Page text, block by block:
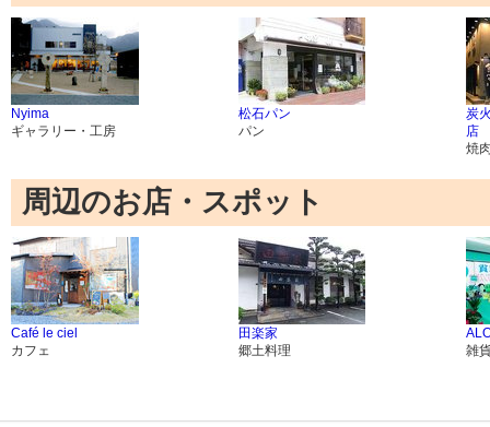
Nyima
ギャラリー・工房
松石パン
パン
炭
店
焼
周辺のお店・スポット
Café le ciel
カフェ
田楽家
郷土料理
雑